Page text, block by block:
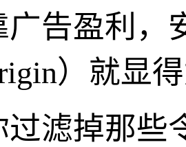
广告盈利，
）就显
过滤掉那些